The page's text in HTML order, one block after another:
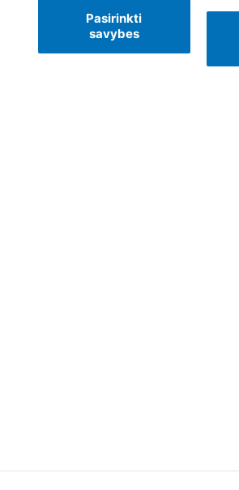
Pasirinkti
savybes